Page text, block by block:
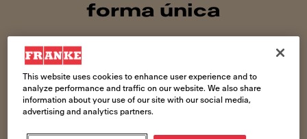
forma única
This website uses cookies to enhance user experience and to
analyze performance and traffic on our website. We also share
information about your use of our site with our social media,
advertising and analytics partners.